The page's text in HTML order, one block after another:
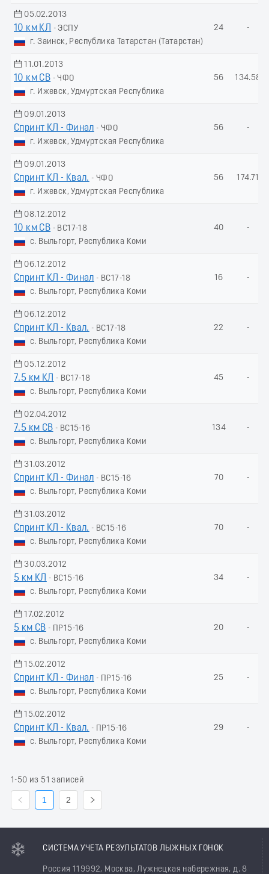
05.02.2013
10 км КЛ
- ЭСПУ
г. Заинск, Республика Татарстан (Татарстан)
24 -
11.01.2013
10 км СВ - ЧФО
г. Ижевск, Удмуртская Республика
56 134.58
09.01.2013
Спринт КЛ - Финал - ЧФО
г. Ижевск, Удмуртская Республика
56 -
09.01.2013
Спринт КЛ - Квал. - ЧФО
г. Ижевск, Удмуртская Республика
56 174.71
08.12.2012
10 км СВ - ВС17-18
с. Выльгорт, Республика Коми
40 -
06.12.2012
Спринт КЛ - Финал - ВС17-18
с. Выльгорт, Республика Коми
16 -
06.12.2012
Спринт КЛ - Квал. - ВС17-18
с. Выльгорт, Республика Коми
22 -
05.12.2012
7.5 км КЛ
- ВС17-18
с. Выльгорт, Республика Коми
45 -
02.04.2012
7.5 км СВ - ВС15-16
с. Выльгорт, Республика Коми
134 -
31.03.2012
Спринт КЛ - Финал - ВС15-16
с. Выльгорт, Республика Коми
70 -
31.03.2012
Спринт КЛ - Квал. - ВС15-16
с. Выльгорт, Республика Коми
70 -
30.03.2012
5 км КЛ
- ВС15-16
с. Выльгорт, Республика Коми
34 -
17.02.2012
5 км СВ - ПР15-16
с. Выльгорт, Республика Коми
20 -
15.02.2012
Спринт КЛ - Финал - ПР15-16
с. Выльгорт, Республика Коми
25 -
15.02.2012
Спринт КЛ - Квал. - ПР15-16
с. Выльгорт, Республика Коми
29 -
1-50 из 51 записей
1 2
СИСТЕМА УЧЕТА РЕЗУЛЬТАТОВ ЛЫЖНЫХ ГОНОК
Россия 119992, Москва, Лужнецкая набережная, д. 8